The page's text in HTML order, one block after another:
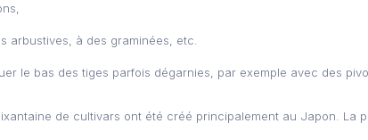
arbustives, à des graminées, etc.
le bas des tiges parfois dégarnies, par exemple avec des
de cultivars ont été créé principalement au Japon. La